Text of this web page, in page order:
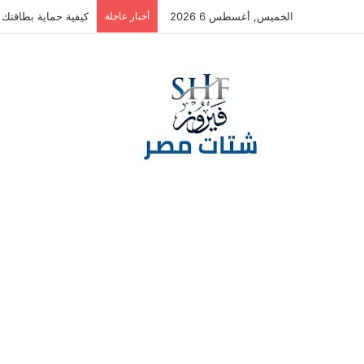
الخميس, أغسطس 6 2026 أخبار عاجلة كيفية حماية بطاقتك